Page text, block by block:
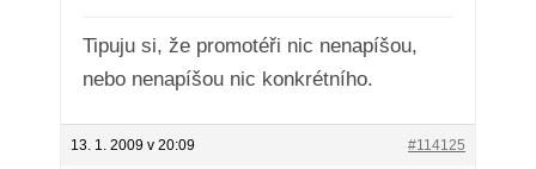
Tipuju si, že promotéři nic nenapíšou,
nebo nenapíšou nic konkrétního.
13. 1. 2009 v 20:09 #114125